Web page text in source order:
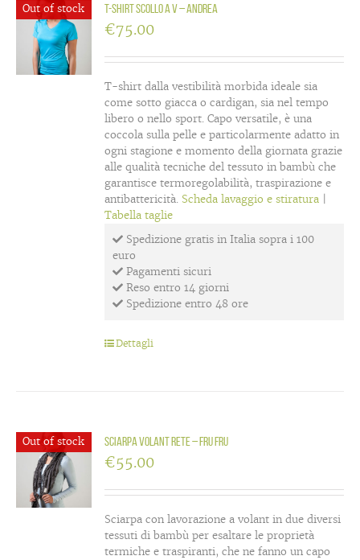
Out of stock T-Shirt scollo a V – Andrea
€75.00
T-shirt dalla vestibilità morbida ideale sia
come sotto giacca o cardigan, sia nel tempo
libero o nello sport. Capo versatile, è una
coccola sulla pelle e particolarmente adatto in
ogni stagione e momento della giornata grazie
alle qualità tecniche del tessuto in bambù che
garantisce termoregolabilità, traspirazione e
antibattericità. Scheda lavaggio e stiratura
Tabella taglie
Spedizione gratis in Italia sopra i 100
euro
Pagamenti sicuri
Reso entro 14 giorni
Spedizione entro 48 ore
Dettagli
Out of stock Sciarpa volant rete – Fru Fru
€55.00
Sciarpa con lavorazione a volant in due diversi
tessuti di bambù per esaltare le proprietà
termiche e traspiranti, che ne fanno un capo